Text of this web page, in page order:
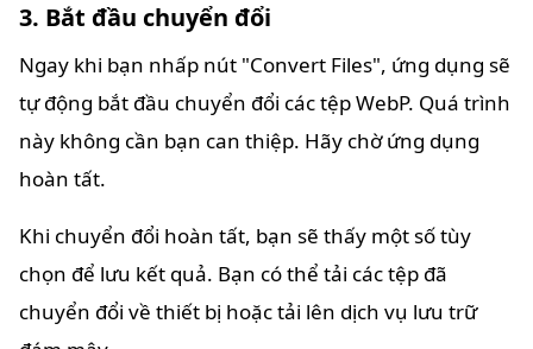
3. Bắt đầu chuyển đổi
Ngay khi bạn nhấp nút "Convert Files", ứng dụng sẽ
tự động bắt đầu chuyển đổi các tệp WebP. Quá trình
này không cần bạn can thiệp. Hãy chờ ứng dụng
hoàn tất.
Khi chuyển đổi hoàn tất, bạn sẽ thấy một số tùy
chọn để lưu kết quả. Bạn có thể tải các tệp đã
chuyển đổi về thiết bị hoặc tải lên dịch vụ lưu trữ